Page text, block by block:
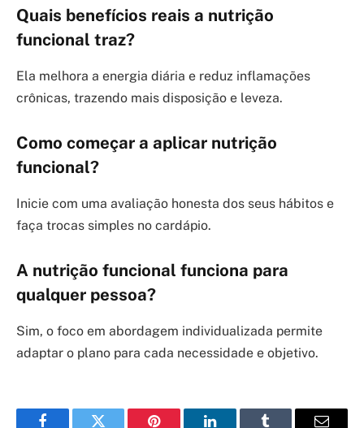
Quais benefícios reais a nutrição
funcional traz?
Ela melhora a energia diária e reduz inflamações
crônicas, trazendo mais disposição e leveza.
Como começar a aplicar nutrição
funcional?
Inicie com uma avaliação honesta dos seus hábitos e
faça trocas simples no cardápio.
A nutrição funcional funciona para
qualquer pessoa?
Sim, o foco em abordagem individualizada permite
adaptar o plano para cada necessidade e objetivo.